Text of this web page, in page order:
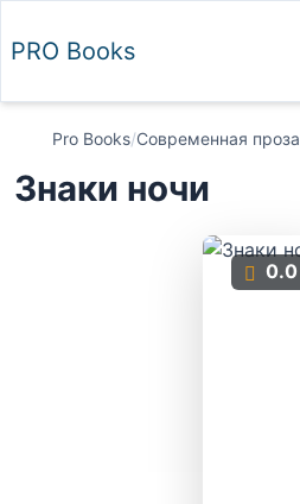
PRO Books
Pro Books/Современная проза
Знаки ночи
0.0